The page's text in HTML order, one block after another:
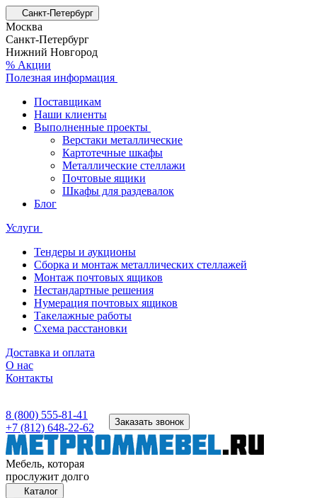
Санкт-Петербург
Москва
Санкт-Петербург
Нижний Новгород
% Акции
Полезная информация
Поставщикам
Наши клиенты
Выполненные проекты
Верстаки металлические
Картотечные шкафы
Металлические стеллажи
Почтовые ящики
Шкафы для раздевалок
Блог
Услуги
Тендеры и аукционы
Сборка и монтаж металлических стеллажей
Монтаж почтовых ящиков
Нестандартные решения
Нумерация почтовых ящиков
Такелажные работы
Схема расстановки
Доставка и оплата
О нас
Контакты
8 (800) 555-81-41
+7 (812) 648-22-62
Заказать звонок
Мебель, которая
прослужит долго
Каталог